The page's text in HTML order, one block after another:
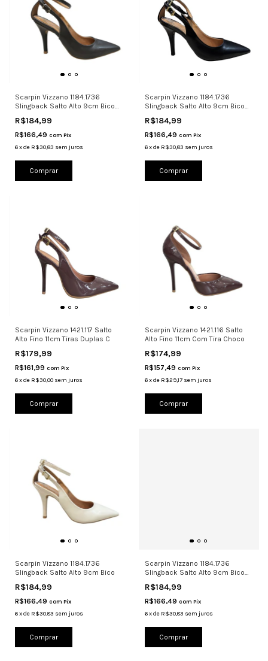
Scarpin Vizzano 1184.1736
Slingback Salto Alto 9cm Bico
R$184,99
R$166,49 com Pix
6xde R$30,83 sem juros
Comprar
Scarpin Vizzano 1184.1736
Slingback Salto Alto 9cm Bico
R$184,99
R$166,49 com Pix
6 xde R$30,83 sem juros
Comprar
Scarpin Vizzano 1421.117 Salto
Alto Fino 11cm Tiras Duplas C
R$179,99
R$161,99 com Pix
6xde R$30,00 sem juros
Comprar
Scarpin Vizzano 1421.116 Salto
Alto Fino 11cm Com Tira Choco
R$174,99
R$157,49 com Pix
6 xde R$29,17 sem juros
Comprar
Scarpin Vizzano 1184.1736
Slingback Salto Alto 9cm Bico
R$184,99
R$166,49 com Pix
6xde R$30,83 sem juros
Comprar
Scarpin Vizzano 1184.1736
Slingback Salto Alto 9cm Bico
R$184,99
R$166,49 com Pix
6 xde R$30,83 sem juros
Comprar